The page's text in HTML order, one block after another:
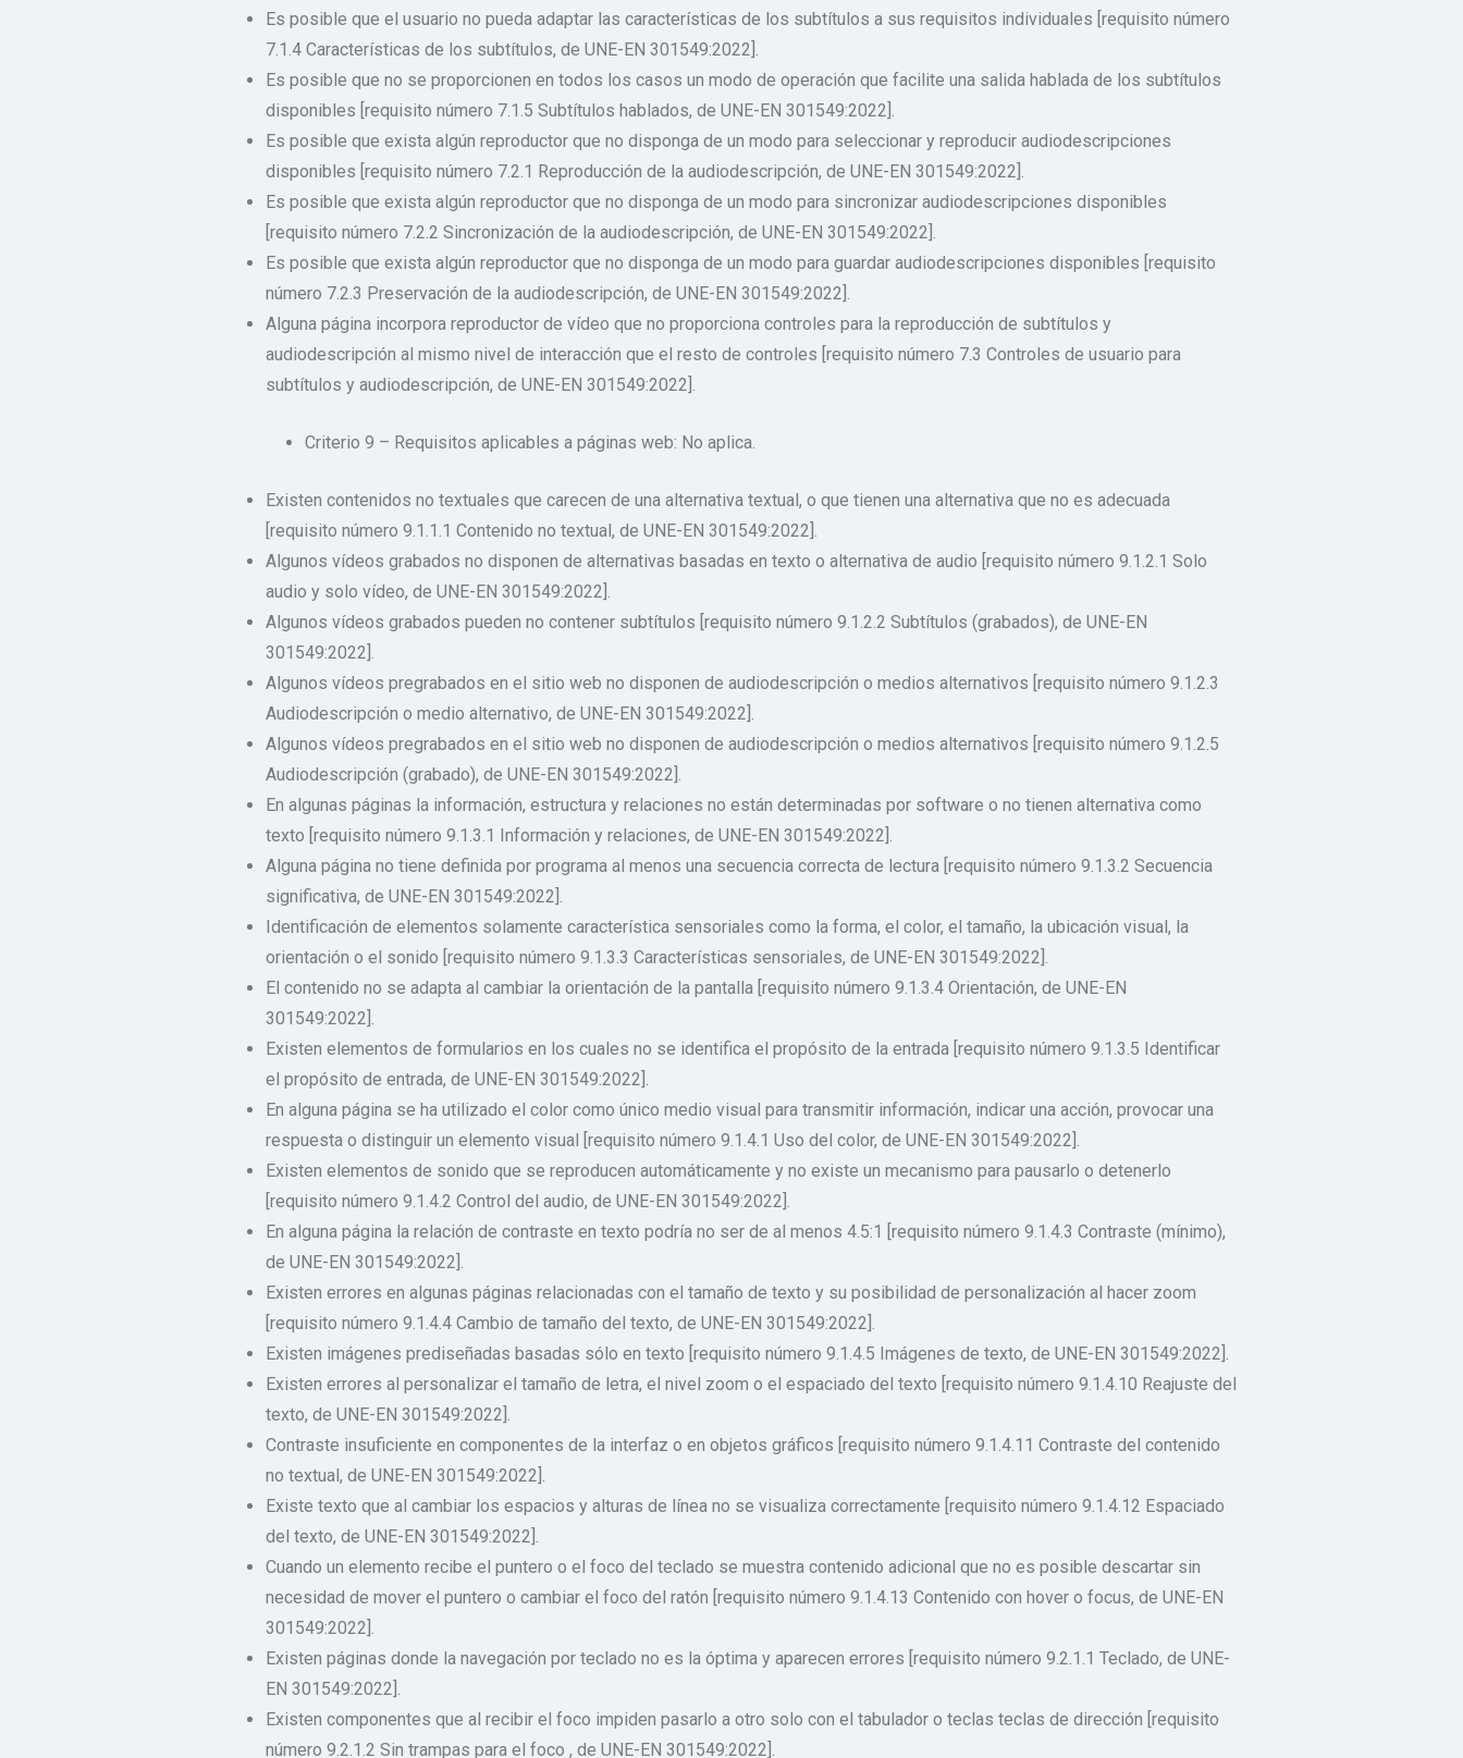
Es posible que el usuario no pueda adaptar las características de los subtítulos a sus requisitos individuales [requisito número
7.1.4 Características de los subtítulos, de UNE-EN 301549:2022].
Es posible que no se proporcionen en todos los casos un modo de operación que facilite una salida hablada de los subtítulos
disponibles [requisito número 7.1.5 Subtítulos hablados, de UNE-EN 301549:2022].
Es posible que exista algún reproductor que no disponga de un modo para seleccionar y reproducir audiodescripciones
disponibles [requisito número 7.2.1 Reproducción de la audiodescripción, de UNE-EN 301549:2022].
Es posible que exista algún reproductor que no disponga de un modo para sincronizar audiodescripciones disponibles
[requisito número 7.2.2 Sincronización de la audiodescripción, de UNE-EN 301549:2022].
Es posible que exista algún reproductor que no disponga de un modo para guardar audiodescripciones disponibles [requisito
número 7.2.3 Preservación de la audiodescripción, de UNE-EN 301549:2022].
Alguna página incorpora reproductor de vídeo que no proporciona controles para la reproducción de subtítulos y
audiodescripción al mismo nivel de interacción que el resto de controles [requisito número 7.3 Controles de usuario para
subtítulos y audiodescripción, de UNE-EN 301549:2022].
Criterio 9 – Requisitos aplicables a páginas web: No aplica.
Existen contenidos no textuales que carecen de una alternativa textual, o que tienen una alternativa que no es adecuada
[requisito número 9.1.1.1 Contenido no textual, de UNE-EN 301549:2022].
Algunos vídeos grabados no disponen de alternativas basadas en texto o alternativa de audio [requisito número 9.1.2.1 Solo
audio y solo vídeo, de UNE-EN 301549:2022].
Algunos vídeos grabados pueden no contener subtítulos [requisito número 9.1.2.2 Subtítulos (grabados), de UNE-EN
301549:2022].
Algunos vídeos pregrabados en el sitio web no disponen de audiodescripción o medios alternativos [requisito número 9.1.2.3
Audiodescripción o medio alternativo, de UNE-EN 301549:2022].
Algunos vídeos pregrabados en el sitio web no disponen de audiodescripción o medios alternativos [requisito número 9.1.2.5
Audiodescripción (grabado), de UNE-EN 301549:2022].
En algunas páginas la información, estructura y relaciones no están determinadas por software o no tienen alternativa como
texto [requisito número 9.1.3.1 Información y relaciones, de UNE-EN 301549:2022].
Alguna página no tiene definida por programa al menos una secuencia correcta de lectura [requisito número 9.1.3.2 Secuencia
significativa, de UNE-EN 301549:2022].
Identificación de elementos solamente característica sensoriales como la forma, el color, el tamaño, la ubicación visual, la
orientación o el sonido [requisito número 9.1.3.3 Características sensoriales, de UNE-EN 301549:2022].
El contenido no se adapta al cambiar la orientación de la pantalla [requisito número 9.1.3.4 Orientación, de UNE-EN
301549:2022].
Existen elementos de formularios en los cuales no se identifica el propósito de la entrada [requisito número 9.1.3.5 Identificar
el propósito de entrada, de UNE-EN 301549:2022].
En alguna página se ha utilizado el color como único medio visual para transmitir información, indicar una acción, provocar una
respuesta o distinguir un elemento visual [requisito número 9.1.4.1 Uso del color, de UNE-EN 301549:2022].
Existen elementos de sonido que se reproducen automáticamente y no existe un mecanismo para pausarlo o detenerlo
[requisito número 9.1.4.2 Control del audio, de UNE-EN 301549:2022].
En alguna página la relación de contraste en texto podría no ser de al menos 4.5:1 [requisito número 9.1.4.3 Contraste (mínimo),
de UNE-EN 301549:2022].
Existen errores en algunas páginas relacionadas con el tamaño de texto y su posibilidad de personalización al hacer zoom
[requisito número 9.1.4.4 Cambio de tamaño del texto, de UNE-EN 301549:2022].
Existen imágenes prediseñadas basadas sólo en texto [requisito número 9.1.4.5 Imágenes de texto, de UNE-EN 301549:2022].
Existen errores al personalizar el tamaño de letra, el nivel zoom o el espaciado del texto [requisito número 9.1.4.10 Reajuste del
texto, de UNE-EN 301549:2022].
Contraste insuficiente en componentes de la interfaz o en objetos gráficos [requisito número 9.1.4.11 Contraste del contenido
no textual, de UNE-EN 301549:2022].
Existe texto que al cambiar los espacios y alturas de línea no se visualiza correctamente [requisito número 9.1.4.12 Espaciado
del texto, de UNE-EN 301549:2022].
Cuando un elemento recibe el puntero o el foco del teclado se muestra contenido adicional que no es posible descartar sin
necesidad de mover el puntero o cambiar el foco del ratón [requisito número 9.1.4.13 Contenido con hover o focus, de UNE-EN
301549:2022].
Existen páginas donde la navegación por teclado no es la óptima y aparecen errores [requisito número 9.2.1.1 Teclado, de UNE-
EN 301549:2022].
Existen componentes que al recibir el foco impiden pasarlo a otro solo con el tabulador o teclas teclas de dirección [requisito
número 9.2.1.2 Sin trampas para el foco , de UNE-EN 301549:2022].